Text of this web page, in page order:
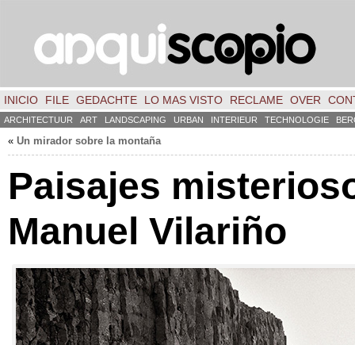
INICIO FILE GEDACHTE LO MAS VISTO RECLAME OVER
ARCHITECTUUR ART LANDSCAPING URBAN INTERIEUR TECHNOLOGIE
« Un mirador sobre la montaña
Paisajes
Manuel Vilariño